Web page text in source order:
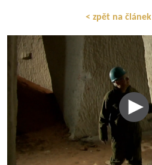
< zpět na článek